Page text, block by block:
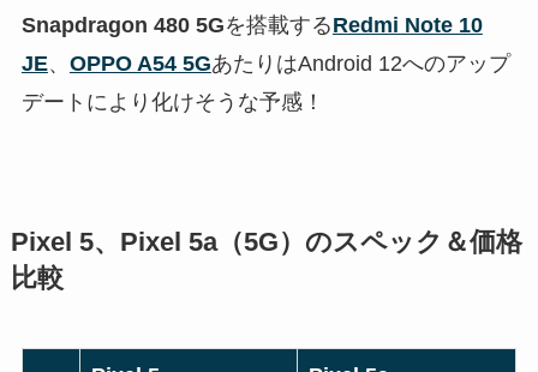
Snapdragon 480 5Gを搭載するRedmi Note 10
JE、 OPPO A54 5GあたりはAndroid 12へのアップ
デートにより化けそうな予感！
Pixel 5、Pixel 5a（5G）のスペック＆価格
比較